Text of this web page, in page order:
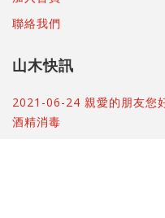
聯絡我們
山木快訊
2021-06-24 親愛的朋友您
酒精消毒